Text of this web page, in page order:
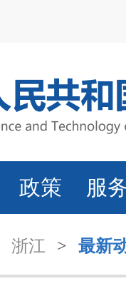
政策 服
浙江 > 最新